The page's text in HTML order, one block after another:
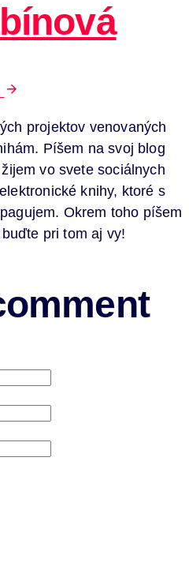
projektov venovaných
Píšem na svoj blog
vo svete sociálnych
knihy, ktoré s
Okrem toho píšem
pri tom aj vy!